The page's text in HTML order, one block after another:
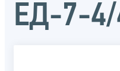
ЕД-7-4/